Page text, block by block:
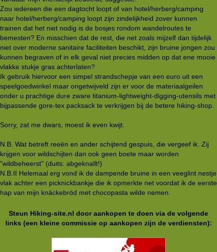
Zou iedereen die een dagtocht loopt of van hotel/herberg/camping
naar hotel/herberg/camping loopt zijn zindelijkheid zover kunnen
trainen dat het niet nodig is de bosjes rondom wandelroutes te
bemesten? En misschien dat de rest, die net zoals mijzelf dan tijdelijk
niet over moderne sanitaire faciliteiten beschikt, zijn bruine jongen zou
kunnen begraven of in elk geval niet precies midden op dat ene mooie
vlakke stukje gras achterlaten?
Ik gebruik hiervoor een simpel strandschepje van een euro uit een
speelgoedwinkel maar ongetwijveld zijn er voor de materiaalgeilen
onder u prachtige dure zware titanium-lightweight-digging-utensils met
bijpassende gore-tex packsack te verkrijgen bij de betere hiking-shop.
Sorry, zat me dwars, moest ik even kwijt.
N.B. Wat betreft reeën en ander schijtend gespuis, die vergeef ik. Zij
krijgen voor wildschijten dan ook geen boete maar worden
"wildbeheerst" (duits: abgeknallt!)
N.B.II Helemaal erg vond ik de dampende bruine in een veeglint nestje
vlak achter een picknickbankje die ik opmerkte net voordat ik de eerste
hap van mijn knäckebröd met chocopasta wilde nemen.
Steun Hiking-site.nl door aankopen te doen via de volgende
links (een kleine commissie op aankopen zijn de verdiensten):